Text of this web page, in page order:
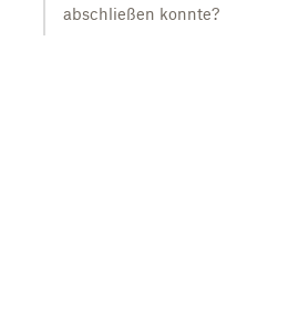
abschließen konnte?